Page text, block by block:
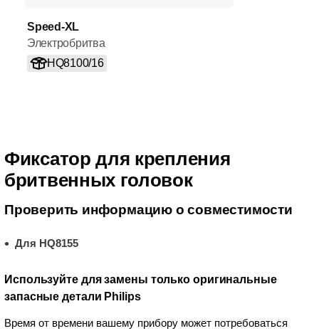
Speed-XL
Электробритва
HQ8100/16
Фиксатор для крепления
бритвенных головок
Проверить информацию о совместимости
Для HQ8155
Используйте для замены только оригинальные
запасные детали Philips
Время от времени вашему прибору может потребоваться